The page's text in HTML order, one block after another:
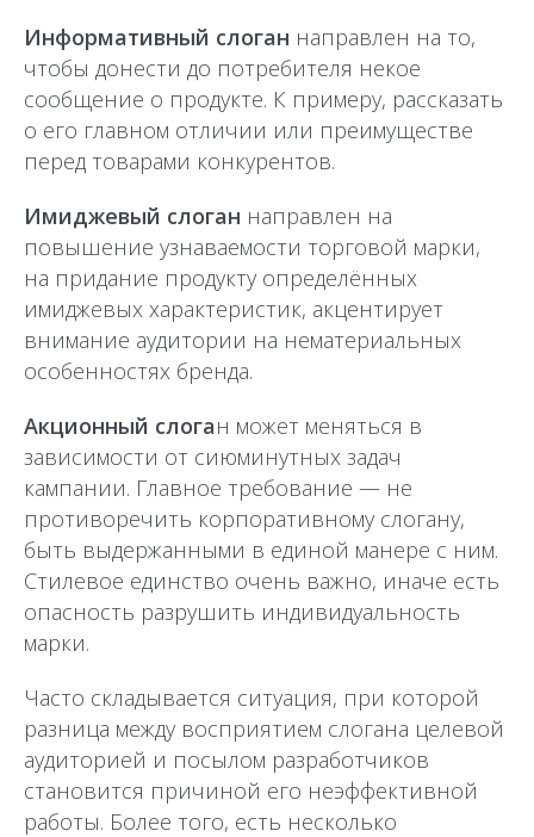
Информативный слоган направлен на то,
чтобы донести до потребителя некое
сообщение о продукте. К примеру, рассказать
о его главном отличии или преимуществе
перед товарами конкурентов.
Имиджевый слоган направлен на
повышение узнаваемости торговой марки,
на придание продукту определённых
имиджевых характеристик, акцентирует
внимание аудитории на нематериальных
особенностях бренда.
Акционный слоган может меняться в
зависимости от сиюминутных задач
кампании. Главное требование — не
противоречить корпоративному слогану,
быть выдержанными в единой манере с ним.
Стилевое единство очень важно, иначе есть
опасность разрушить индивидуальность
марки.
Часто складывается ситуация, при которой
разница между восприятием слогана целевой
аудиторией и посылом разработчиков
становится причиной его неэффективной
работы. Более того, есть несколько